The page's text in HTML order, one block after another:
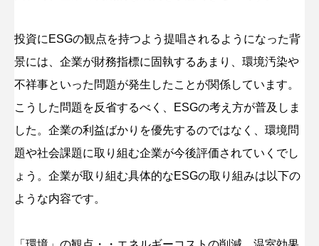
投資にESGの観点を持つよう提唱されるようになった背
景には、企業が財務指標に固執するあまり、環境汚染や
不祥事といった問題が発生したことが関係しています。
こうした問題を反省するべく、ESGの考え方が普及しま
した。企業の利益ばかりを優先するのではなく、環境問
題や社会課題に取り組む企業が今後評価されていくでし
ょう。企業が取り組む具体的なESGの取り組みは以下の
ような内容です。